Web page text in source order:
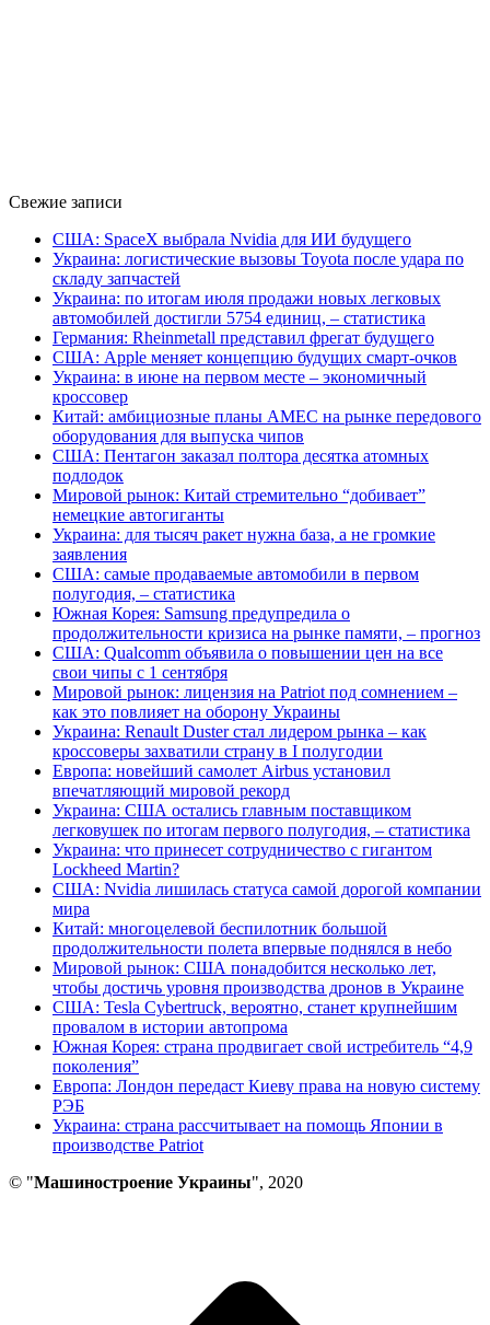
Свежие записи
США: SpaceX выбрала Nvidia для ИИ будущего
Украина: логистические вызовы Toyota после удара по
складу запчастей
Украина: по итогам июля продажи новых легковых
автомобилей достигли 5754 единиц, – статистика
Германия: Rheinmetall представил фрегат будущего
США: Apple меняет концепцию будущих смарт-очков
Украина: в июне на первом месте – экономичный
кроссовер
Китай: амбициозные планы AMEC на рынке передового
оборудования для выпуска чипов
США: Пентагон заказал полтора десятка атомных
подлодок
Мировой рынок: Китай стремительно “добивает”
немецкие автогиганты
Украина: для тысяч ракет нужна база, а не громкие
заявления
США: самые продаваемые автомобили в первом
полугодия, – статистика
Южная Корея: Samsung предупредила о
продолжительности кризиса на рынке памяти, – прогноз
США: Qualcomm объявила о повышении цен на все
свои чипы с 1 сентября
Мировой рынок: лицензия на Patriot под сомнением –
как это повлияет на оборону Украины
Украина: Renault Duster стал лидером рынка – как
кроссоверы захватили страну в I полугодии
Европа: новейший самолет Airbus установил
впечатляющий мировой рекорд
Украина: США остались главным поставщиком
легковушек по итогам первого полугодия, – статистика
Украина: что принесет сотрудничество с гигантом
Lockheed Martin?
США: Nvidia лишилась статуса самой дорогой компании
мира
Китай: многоцелевой беспилотник большой
продолжительности полета впервые поднялся в небо
Мировой рынок: США понадобится несколько лет,
чтобы достичь уровня производства дронов в Украине
США: Tesla Cybertruck, вероятно, станет крупнейшим
провалом в истории автопрома
Южная Корея: страна продвигает свой истребитель “4,9
поколения”
Европа: Лондон передаст Киеву права на новую систему
РЭБ
Украина: страна рассчитывает на помощь Японии в
производстве Patriot
© "Машиностроение Украины", 2020